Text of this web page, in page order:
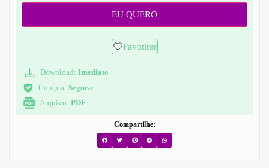
EU QUERO
Favotirar
Download: Imediato
Compra: Segura
Arquivo: PDF
Compartilhe: